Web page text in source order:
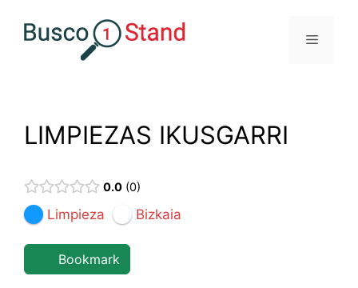
Menú
LIMPIEZAS IKUSGARRI
0.0 0
Limpieza Bizkaia
Bookmark